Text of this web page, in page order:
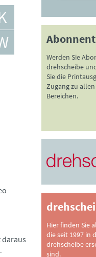
daraus
Werden Sie
drehscheibe
Sie die
Zugang zu
Bereichen.
Hier finden Sie
die seit 1997 in
drehscheibe
sind.